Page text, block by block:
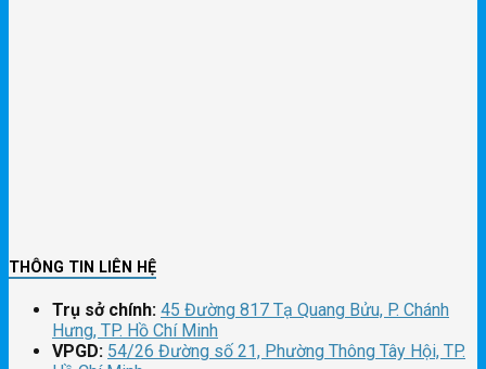
THÔNG TIN LIÊN HỆ
Trụ sở chính: 45 Đường 817 Tạ Quang Bửu, P. Chánh
Hưng, TP. Hồ Chí Minh
VPGD: 54/26 Đường số 21, Phường Thông Tây Hội, TP.